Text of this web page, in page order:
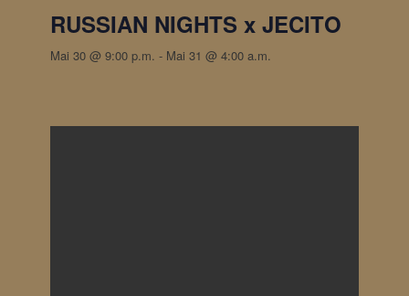
RUSSIAN NIGHTS x JECITO
Mai 30 @ 9:00 p.m. - Mai 31 @ 4:00 a.m.